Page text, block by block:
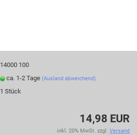
14000 100
ca. 1-2 Tage(Ausland abweichend)
1Stück
14,98 EUR
inkl. 20% MwSt. zzgl. Versand